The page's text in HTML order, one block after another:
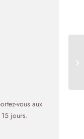
vous aux
jours.